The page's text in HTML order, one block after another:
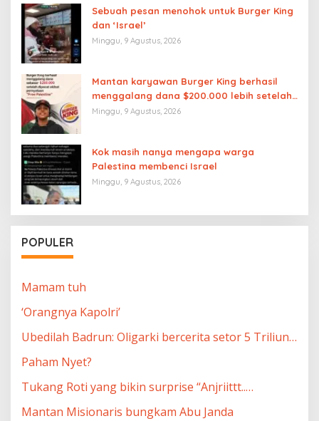
Sebuah pesan menohok untuk Burger King
dan ‘Israel’
Minggu, 9 Agustus, 2026
Mantan karyawan Burger King berhasil
menggalang dana $200.000 lebih setelah
dipecat akibat pernyataan “Free
Minggu, 9 Agustus, 2026
Kok masih nanya mengapa warga
Palestina membenci Israel
Minggu, 9 Agustus, 2026
POPULER
Mamam tuh
‘Orangnya Kapolri’
Ubedilah Badrun: Oligarki bercerita setor 5 Triliun…
Paham Nyet?
Tukang Roti yang bikin surprise “Anjriittt..…
Mantan Misionaris bungkam Abu Janda